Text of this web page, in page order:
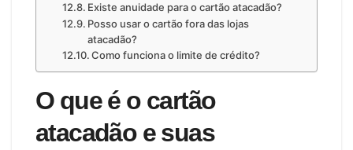
Existe anuidade para o cartão atacadão?
Posso usar o cartão fora das lojas
atacadão?
Como funciona o limite de crédito?
O que é o cartão
atacadão e suas